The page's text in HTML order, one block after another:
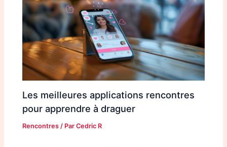
Les meilleures applications rencontres
pour apprendre à draguer
Rencontres / ParCedric R